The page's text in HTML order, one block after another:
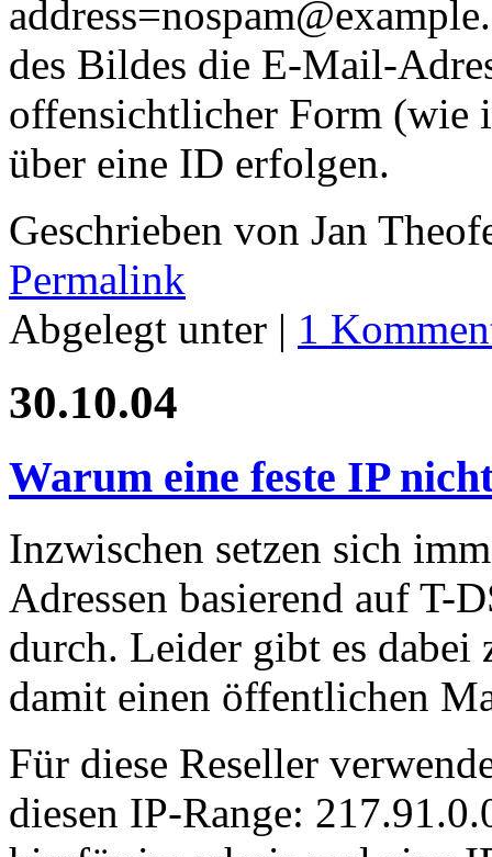
des Bildes die E-Mail-
offensichtlicher Form (wie
über eine ID erfolgen.
Geschrieben von Jan
Permalink
Abgelegt unter | 1
30.10.04
Warum eine feste IP
Inzwischen setzen sich
Adressen basierend auf T-
durch. Leider gibt es dabei
damit einen öffentlichen
Für diese Reseller
diesen IP-Range: